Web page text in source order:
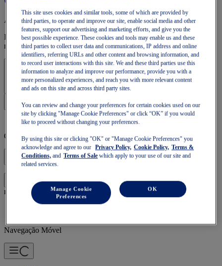
Adesão OneASICS
Envio gratuito, devoluções gratuitas, descontos exclusivos e muito
mais com os benefícios de fidelização OneASICS™.
Iniciar sessão | Criar conta
O teu cesto está vazio
Inicia sessão
para continuares a compra ou começares uma
nova.
Navegação Móvel
This site uses cookies and similar tools, some of which are provided by
third parties, to operate and improve our site, enable social media and other
features, support our advertising and marketing efforts, and give you the
best possible experience. These cookies and tools may enable us and these
third parties to collect user data and communications, IP address and online
identifiers, referring URLs and other content and browsing information, and
to record user interactions with this site. We and these third parties use this
information to analyze and improve our performance, provide you with a
more personalized experiences, and reach you with more relevant content
and ads on this site and across third party sites.
You can review and change your preferences for certain cookies used on our
site by clicking "Manage Cookie Preferences" or click “OK” if you would
like to proceed without changing your preferences.
By using this site or clicking "OK" or "Manage Cookie Preferences" you
acknowledge and agree to our
Privacy Policy, Cookie Policy, Terms &
Conditions, and Terms of Sale which apply to your use of our site and
related services.
Manage Cookie
Preferences
OK